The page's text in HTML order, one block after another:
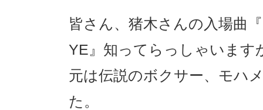
皆さん、猪木さんの入場曲
YE』知ってらっしゃいます
元は伝説のボクサー、モハ
た。